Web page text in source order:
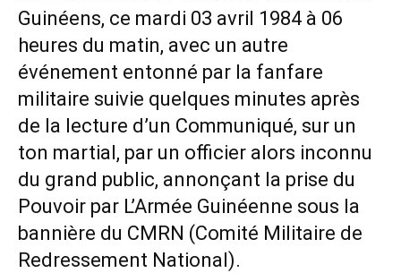
Guinéens, ce mardi 03 avril 1984 à 06
heures du matin, avec un autre
événement entonné par la fanfare
militaire suivie quelques minutes après
de la lecture d’un Communiqué, sur un
ton martial, par un officier alors inconnu
du grand public, annonçant la prise du
Pouvoir par L’Armée Guinéenne sous la
bannière du CMRN (Comité Militaire de
Redressement National).